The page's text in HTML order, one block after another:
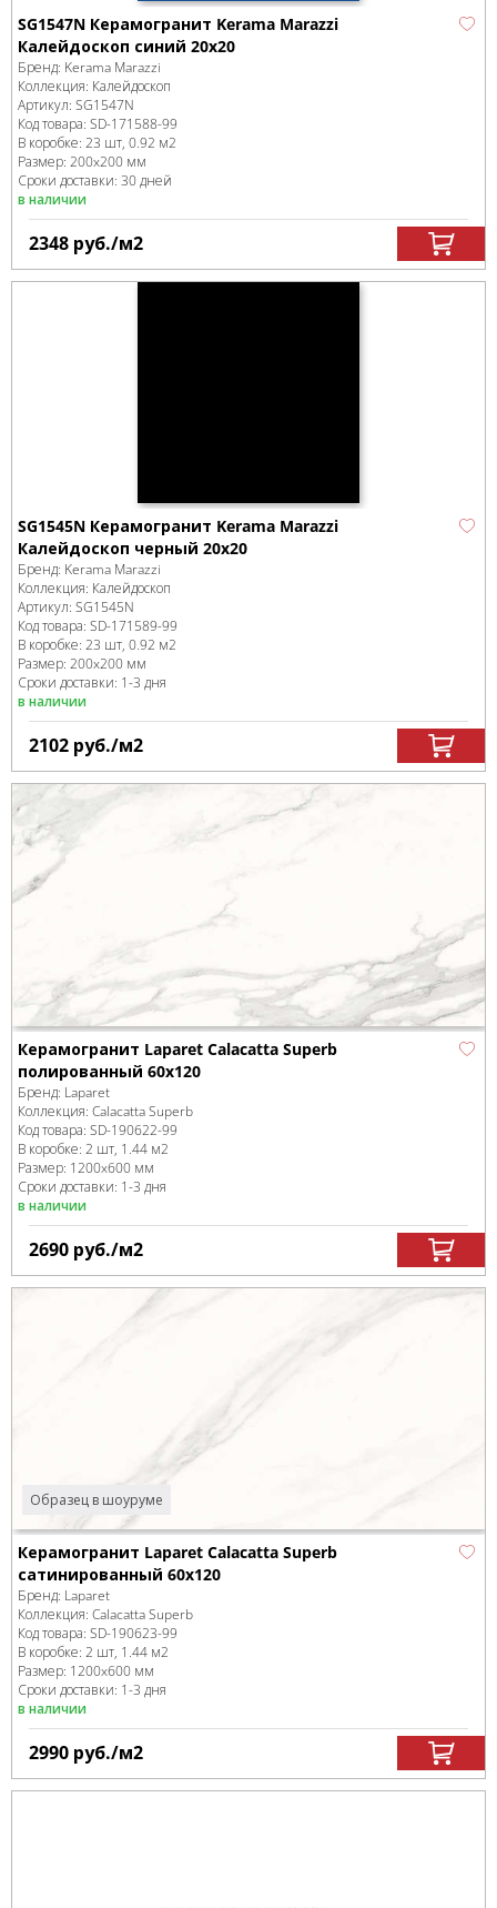
SG1547N Керамогранит Kerama Marazzi
Калейдоскоп синий 20х20
Бренд: Kerama Marazzi
Коллекция: Калейдоскоп
Артикул: SG1547N
Код товара: SD-171588-99
В коробке: 23 шт, 0.92 м2
Размер: 200x200 мм
Сроки доставки: 30 дней
в наличии
2348 руб./м2
SG1545N Керамогранит Kerama Marazzi
Калейдоскоп черный 20х20
Бренд: Kerama Marazzi
Коллекция: Калейдоскоп
Артикул: SG1545N
Код товара: SD-171589-99
В коробке: 23 шт, 0.92 м2
Размер: 200x200 мм
Сроки доставки: 1-3 дня
в наличии
2102 руб./м2
Керамогранит Laparet Calacatta Superb
полированный 60x120
Бренд: Laparet
Коллекция: Calacatta Superb
Код товара: SD-190622-99
В коробке: 2 шт, 1.44 м2
Размер: 1200x600 мм
Сроки доставки: 1-3 дня
в наличии
2690 руб./м2
Образец в шоуруме
Керамогранит Laparet Calacatta Superb
сатинированный 60x120
Бренд: Laparet
Коллекция: Calacatta Superb
Код товара: SD-190623-99
В коробке: 2 шт, 1.44 м2
Размер: 1200x600 мм
Сроки доставки: 1-3 дня
в наличии
2990 руб./м2